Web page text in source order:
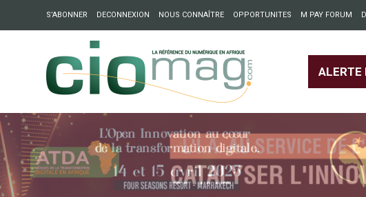
S’ABONNER DECONNEXION NOUS CONNAÎTRE OPPORTUNITES M PAY FORUM
ALERTE
: Partech Shaker lance Chapter54 pour créer des ponts entre